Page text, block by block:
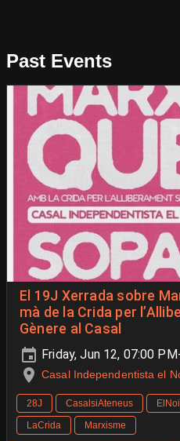
Past Events
El 19J Xerrada sobre
mà de la Crida per
Gènere al Casal
Friday, Jun 12, 07:00
Casal Independentista el
28J CasalsiAteneus
LaCrida
Marxisme